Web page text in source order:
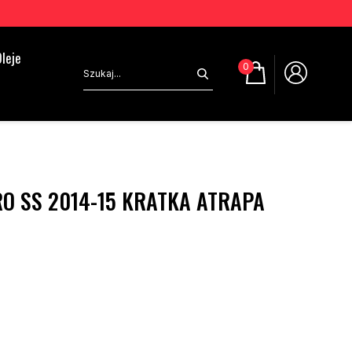
0
SS 2014-15 KRATKA ATRAPA